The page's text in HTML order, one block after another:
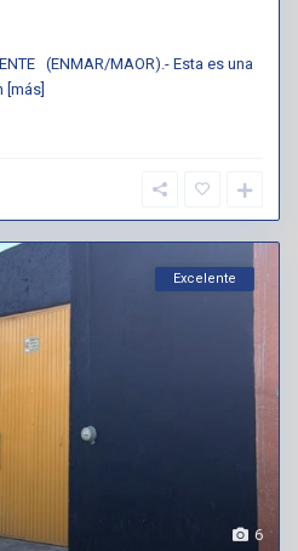
(ENMAR/MAOR).- Esta es una
[más]
6
Excelente